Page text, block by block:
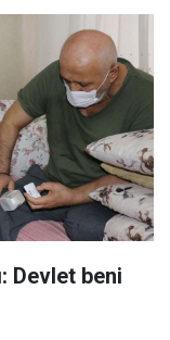
Devlet beni